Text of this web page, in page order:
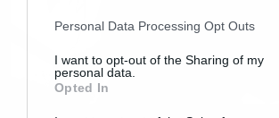
Please note that this website/app uses one
not limited to your visit or usage behaviour.
grant or deny consent to Google and its
use your data for below specified purposes
Personal Data Processing Opt Outs
I want to opt-out of the Sharing of my
personal data.
Opted In